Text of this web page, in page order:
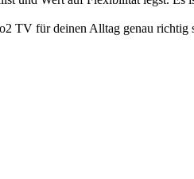
TV für deinen Alltag genau richtig